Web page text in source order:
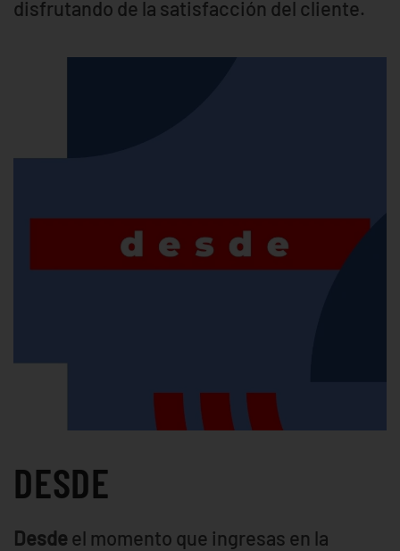
disfrutando de la satisfacción del cliente.
DESDE
Desde el momento que ingresas en la